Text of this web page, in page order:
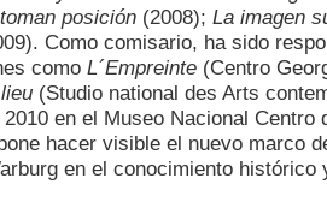
posición (2008); La imagen
Como comisario, ha sido
como L´Empreinte (Centro
(Studio national des Arts
2010 en el Museo Nacional Centro
hacer visible el nuevo marco
en el conocimiento histórico